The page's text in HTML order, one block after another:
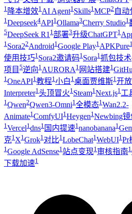
1 降本增效1 AI Agent1 Skills1 MCP2 自动
1 Deepseek4API1 Ollama3Cherry Studio1
5DeepSeek R1 1 部署3升级ChatGPT1
1 Sora22Android1 Google Play1 APKPure1
使用技巧1 Sora2邀请码1 Sora1 抓包技术
项目 5逆向1 AURORA 1 网站搭建1
1 OneAPI1 教程1 小白 1 桌面贾维斯1 开
Interpreter1 头顶冒火1 Steam1 Next.js1 工
1 Qwen2Qwen3-Omni1 全模态1 Wan2.2-
Animate1 ComfyUI1 Heygen1 Newbing镜
1 Vercel1 dns1 国内提速1 nanobanana1
克1 X1 Grok1 对比1 LobeChat1 WebUI1 Pr
1 Google AdSense1 站点变现1 审核指南1
下载加速1